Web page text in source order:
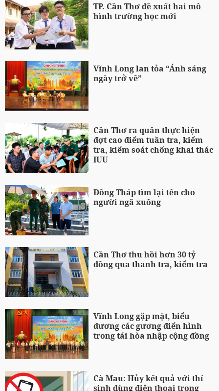
TP. Cần Thơ đề xuất hai mô
hình trường học mới
Vĩnh Long lan tỏa “Ánh sáng
ngày trở về”
Cần Thơ ra quân thực hiện
đợt cao điểm tuần tra, kiểm
tra, kiểm soát chống khai thác
IUU
Đồng Tháp tìm lại tên cho
người ngã xuống
Cần Thơ thu hồi hơn 30 tỷ
đồng qua thanh tra, kiểm tra
Vĩnh Long gặp mặt, biểu
dương các gương điển hình
trong tái hòa nhập cộng đồng
Cà Mau: Hủy kết quả với thí
sinh dùng điện thoại trong